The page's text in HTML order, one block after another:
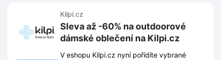
Kilpi.cz
Sleva až -60% na outdoorové
dámské oblečení na Kilpi.cz
V eshopu Kilpi.cz nyní pořídíte vybrané